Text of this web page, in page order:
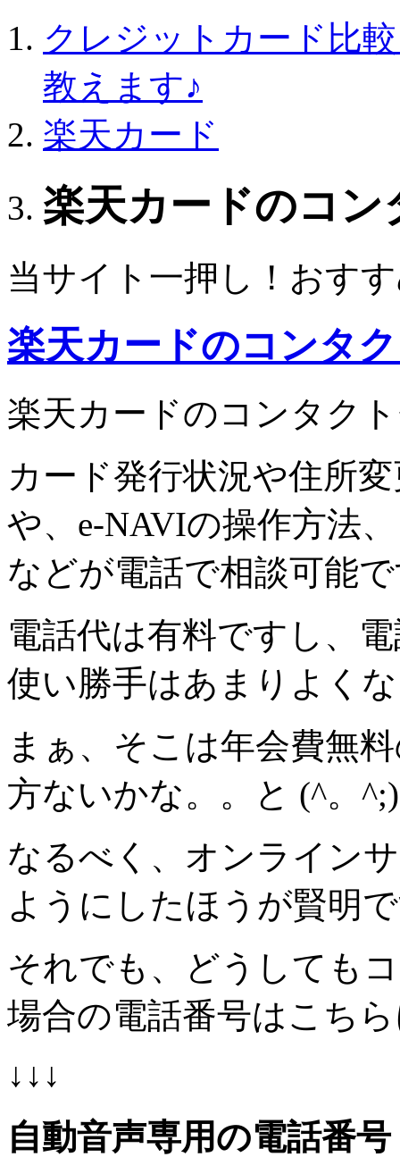
クレジットカード比
教えます♪
楽天カード
楽天カードのコ
当サイト一押し！おす
楽天カードのコンタ
楽天カードのコンタク
カード発行状況や住所
や、e-NAVIの操作方法
などが電話で相談可能
電話代は有料ですし、
使い勝手はあまりよく
まぁ、 そこは年会費無
方ないかな。。と (^。^;)
なるべく、オンライン
ようにしたほうが賢明
それでも、どうしても
場合の電話番号はこち
↓↓↓
自動音声専用の電話番号